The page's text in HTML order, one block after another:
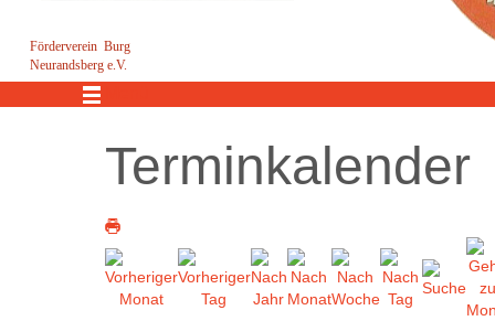
Förderverein Burg
Neurandsberg e.V.
Terminkalender